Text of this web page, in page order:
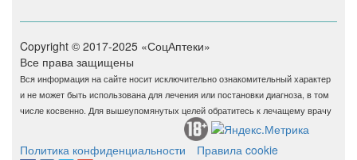
Copyright © 2017-2025 «СоцАптеки»
Все права защищены
Вся информация на сайте носит исключительно ознакомительный характер
и не может быть использована для лечения или постановки диагноза, в том
числе косвенно. Для вышеупомянутых целей обратитесь к лечащему врачу
Политика конфиденциальности Правила cookie